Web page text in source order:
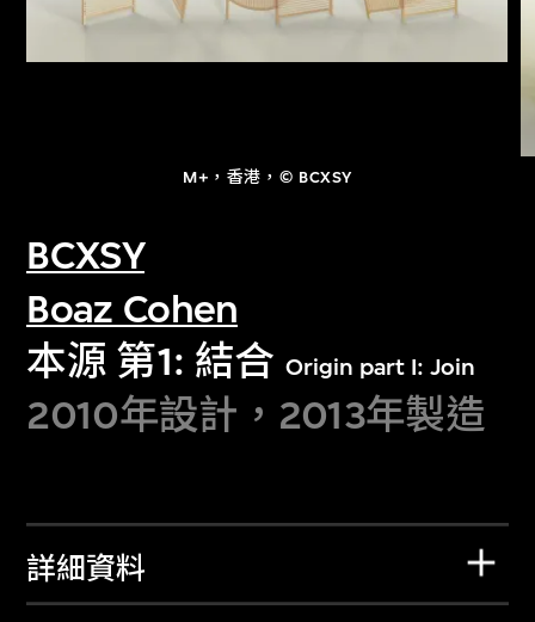
M+，香港，© BCXSY
BCXSY
Boaz Cohen
本源 第1: 結合 Origin part I: Join
2010年設計，2013年製造
詳細資料